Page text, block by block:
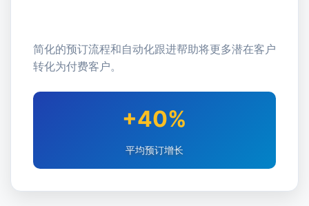
简化的预订流程和自动化跟进帮助将更多潜在客户
转化为付费客户。
+40%
平均预订增长